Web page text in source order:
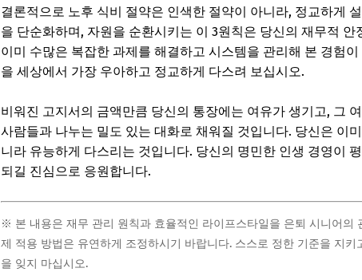
결론적으로 노후 식비 절약은 인색한 절약이 아니라, 정교하게
을 단순화하며, 자원을 순환시키는 이 3원칙은 당신의 재무적
이미 수많은 복잡한 과제를 해결하고 시스템을 관리해 본 경험
을 세상에서 가장 우아하고 정교하게 다스려 보십시오.
비워진 고지서의 금액만큼 당신의 통장에는 여유가 생기고, 그
사람들과 나누는 밀도 있는 대화로 채워질 것입니다. 당신은 이
니라 유능하게 다스리는 것입니다. 당신의 명민한 인생 경영이
되길 진심으로 응원합니다.
※ 본 내용은 재무 관리 원칙과 효율적인 라이프스타일을 은퇴 시니어의
제 적용 방법은 유연하게 조정하시기 바랍니다. 스스로 정한 기준을 지
을 잊지 마십시오.